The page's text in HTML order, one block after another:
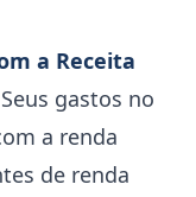
a Receita
gastos no
a renda
de renda